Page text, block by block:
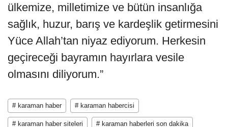
ülkemize, milletimize ve bütün insanlığa
sağlık, huzur, barış ve kardeşlik getirmesini
Yüce Allah’tan niyaz ediyorum. Herkesin
geçireceği bayramın hayırlara vesile
olmasını diliyorum.”
# karaman haber # karaman habercisi
# karaman haber siteleri # karaman haberleri son dakika